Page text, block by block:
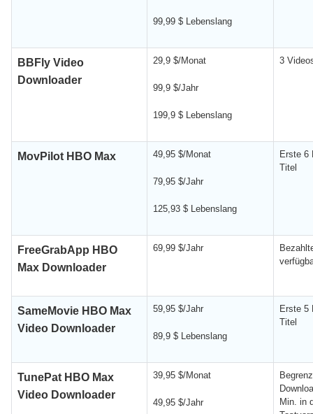
99,99 $ Lebenslang
BBFly Video
Downloader
29,9 $/Monat
99,9 $/Jahr
199,9 $ Lebenslang
3
MovPilot HBO Max 49,95 $/Monat
79,95 $/Jahr
125,93 $ Lebenslang
Erste 6
Titel
FreeGrabApp HBO
Max Downloader
69,99 $/Jahr
SameMovie HBO Max
Video Downloader
59,95 $/Jahr
89,9 $ Lebenslang
Erste 5
Titel
TunePat HBO Max
Video Downloader
39,95 $/Monat
49,95 $/Jahr
Min. in